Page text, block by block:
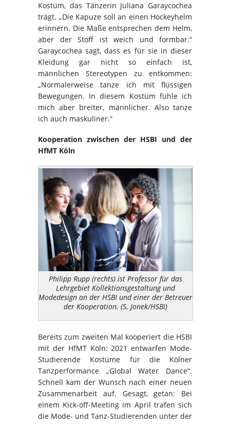
Kostüm, das Tänzerin Juliana Garaycochea
trägt. „Die Kapuze soll an einen Hockeyhelm
erinnern. Die Maße entsprechen dem Helm,
aber der Stoff ist weich und formbar.“
Garaycochea sagt, dass es für sie in dieser
Kleidung gar nicht so einfach ist,
männlichen Stereotypen zu entkommen:
„Normalerweise tanze ich mit flüssigen
Bewegungen. In diesem Kostüm fühle ich
mich aber breiter, männlicher. Also tanze
ich auch maskuliner.“
Kooperation zwischen der HSBI und der
HfMT Köln
Philipp Rupp (rechts) ist Professor für das
Lehrgebiet Kollektionsgestaltung und
Modedesign an der HSBI und einer der Betreuer
der Kooperation. (S. Jonek/HSBI)
Bereits zum zweiten Mal kooperiert die HSBI
mit der HfMT Köln: 2021 entwarfen Mode-
Studierende Kostüme für die Kölner
Tanzperformance „Global Water Dance“.
Schnell kam der Wunsch nach einer neuen
Zusammenarbeit auf. Gesagt, getan: Bei
einem Kick-off-Meeting im April trafen sich
die Mode- und Tanz-Studierenden unter der